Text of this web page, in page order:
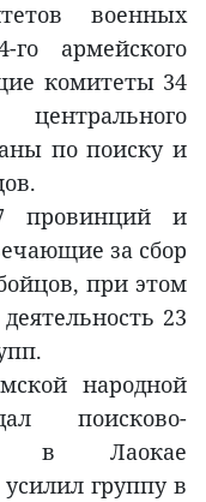
военных
го армейского
комитеты 34
по поиску и
провинций и
за сбор
при этом
23
народной
поисково-
в Лаокае
группу в